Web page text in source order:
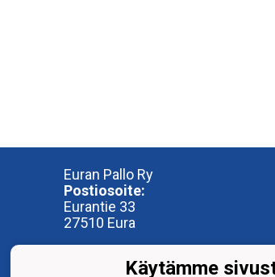
Euran Pallo Ry
Postiosoite:
Eurantie 33
27510 Eura
OP-AreenaKäytämme